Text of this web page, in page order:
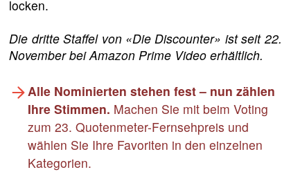
locken.
Die dritte Staffel von «Die Discounter» ist seit 22.
November bei Amazon Prime Video erhältlich.
Alle Nominierten stehen fest – nun zählen
Ihre Stimmen. Machen Sie mit beim Voting
zum 23. Quotenmeter-Fernsehpreis und
wählen Sie Ihre Favoriten in den einzelnen
Kategorien.